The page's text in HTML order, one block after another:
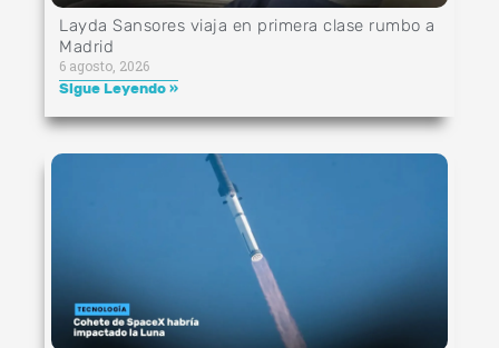
Layda Sansores viaja en primera clase rumbo a
Madrid
6 agosto, 2026
Sigue Leyendo »